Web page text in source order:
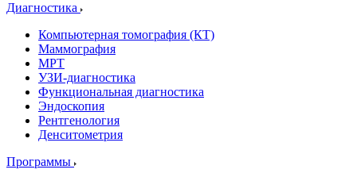
Диагностика
Компьютерная томография (КТ)
Маммография
МРТ
УЗИ-диагностика
Функциональная диагностика
Эндоскопия
Рентгенология
Денситометрия
Программы